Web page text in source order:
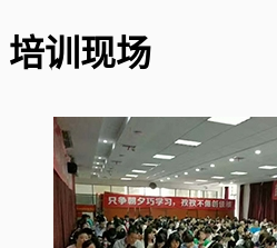
培训现场